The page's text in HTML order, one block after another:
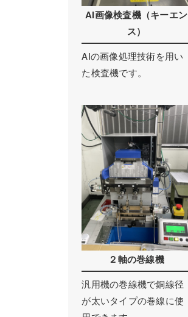
AI画像検査機（キーエン
ス）
AIの画像処理技術を用い
た検査機です。
２軸の巻線機
汎用機の巻線機で銅線径
が太いタイプの巻線に使